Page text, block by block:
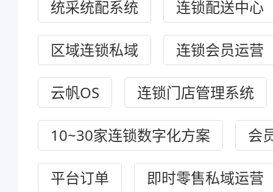
统采统配系统 连锁配送中心
区域连锁私域 连锁会员运营
云帆OS 连锁门店管理系统
10~30家连锁数字化方案 会
平台订单 即时零售私域运营